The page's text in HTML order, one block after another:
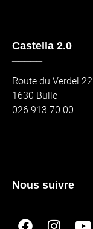
Castella 2.0
Route du Verdel 22
1630 Bulle
026 913 70 00
Nous suivre